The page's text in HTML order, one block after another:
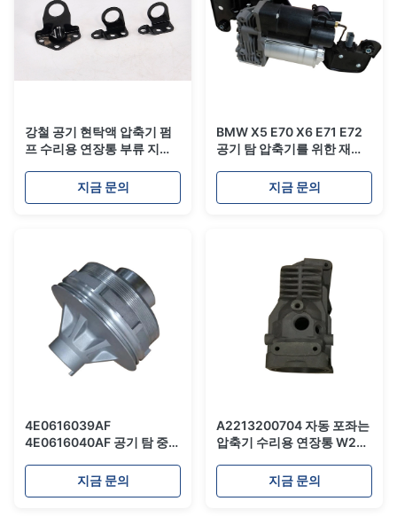
강철 공기 현탁액 압축기 펌
프 수리용 연장통 부류 지원
지금 문의
BMW X5 E70 X6 E71 E72
공기 탐 압축기를 위한 재건
지금 문의
4E0616039AF
4E0616040AF 공기 탐 중단
을 위한 맨 위 공기 중단 충격
지금 문의
A2213200704 자동 포좌는
압축기 수리용 연장통 W221
하고/공기 중단지금 문의